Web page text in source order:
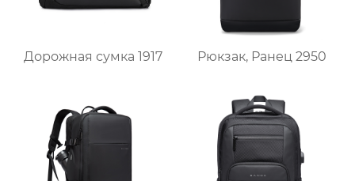
Дорожная сумка 1917 Рюкзак, Ранец 2950